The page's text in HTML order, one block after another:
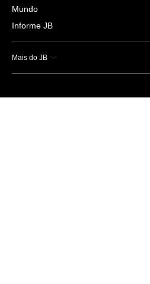
Mundo
Informe JB
Mais do JB
Esportes